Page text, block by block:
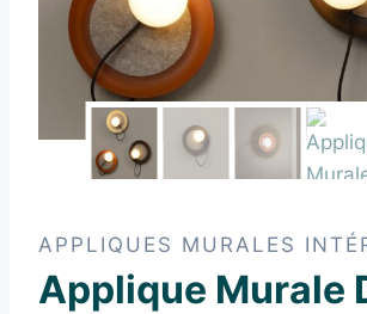
APPLIQUES MURALES
Applique Murale